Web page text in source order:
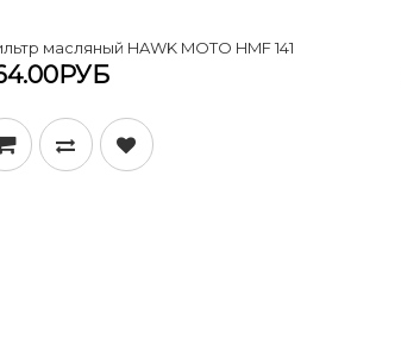
масляный HAWK MOTO HMF 141